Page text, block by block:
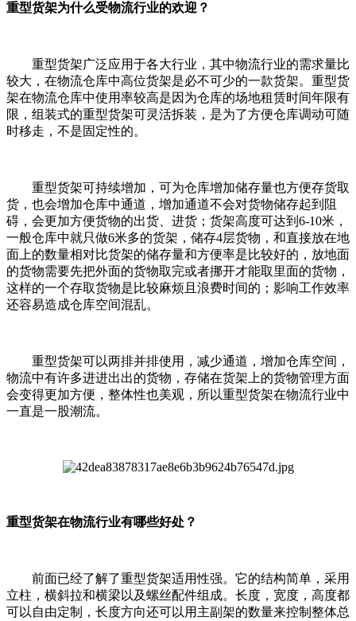
重型货架为什么受物流行业的欢迎？
重型货架广泛应用于各大行业，其中物流行业的需求量比
较大，在物流仓库中高位货架是必不可少的一款货架。重型货
架在物流仓库中使用率较高是因为仓库的场地租赁时间年限有
限，组装式的重型货架可灵活拆装，是为了方便仓库调动可随
时移走，不是固定性的。
重型货架可持续增加，可为仓库增加储存量也方便存货取
货，也会增加仓库中通道，增加通道不会对货物储存起到阻
碍，会更加方便货物的出货、进货；货架高度可达到6-10米，
一般仓库中就只做6米多的货架，储存4层货物，和直接放在地
面上的数量相对比货架的储存量和方便率是比较好的，放地面
的货物需要先把外面的货物取完或者挪开才能取里面的货物，
这样的一个存取货物是比较麻烦且浪费时间的；影响工作效率
还容易造成仓库空间混乱。
重型货架可以两排并排使用，减少通道，增加仓库空间，
物流中有许多进进出出的货物，存储在货架上的货物管理方面
会变得更加方便，整体性也美观，所以重型货架在物流行业中
一直是一股潮流。
重型货架在物流行业有哪些好处？
前面已经了解了重型货架适用性强。它的结构简单，采用
立柱，横斜拉和横梁以及螺丝配件组成。长度，宽度，高度都
可以自由定制，长度方向还可以用主副架的数量来控制整体总